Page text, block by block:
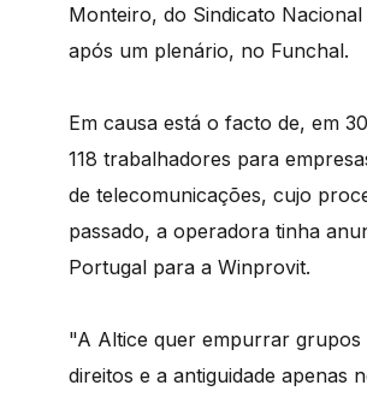
Monteiro, do Sindicato
após um plenário, no Funchal.
Em causa está o facto de, em
118 trabalhadores para
de telecomunicações, cujo
passado, a operadora tinha
Portugal para a Winprovit.
"A Altice quer empurrar grupos
direitos e a antiguidade apenas